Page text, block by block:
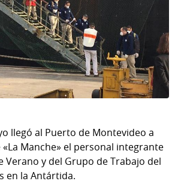
llegó al Puerto de Montevideo a
Manche» el personal integrante
Verano y del Grupo de Trabajo del
en la Antártida.